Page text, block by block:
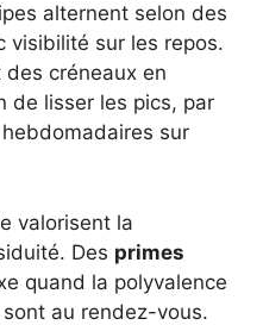
alternent selon des
visibilité sur les repos.
créneaux en
de lisser les pics, par
sur
valorisent la
Des primes
quand la polyvalence
au rendez-vous.